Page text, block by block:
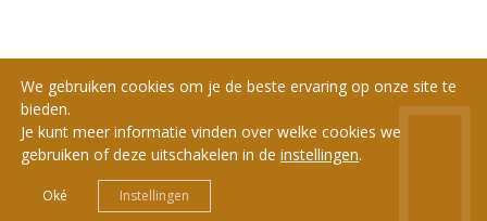
© 2020 LCC - BE0712.984.642 - Webdesign by
We gebruiken cookies om je de beste ervaring op onze site te
bieden.
Je kunt meer informatie vinden over welke cookies we
gebruiken of deze uitschakelen in de instellingen.
Oké Instellingen